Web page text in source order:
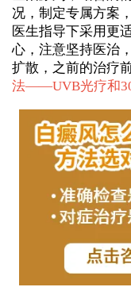
况，制定专属方案
医生指导下采用更
心，注意坚持医治
扩散，之前的治疗
法——UVB光疗和